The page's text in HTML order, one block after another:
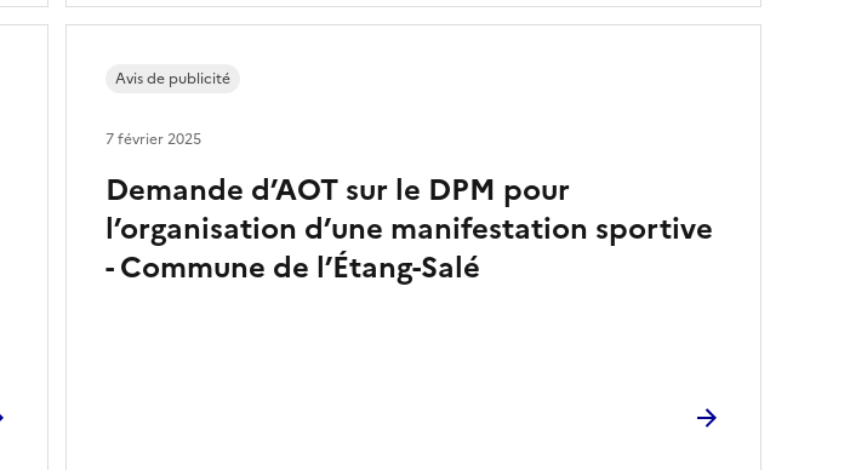
Demande d’AOT sur le DPM pour
l’organisation d’une manifestation sportive
- Commune de l’Étang-Salé
Avis de publicité
7 février 2025